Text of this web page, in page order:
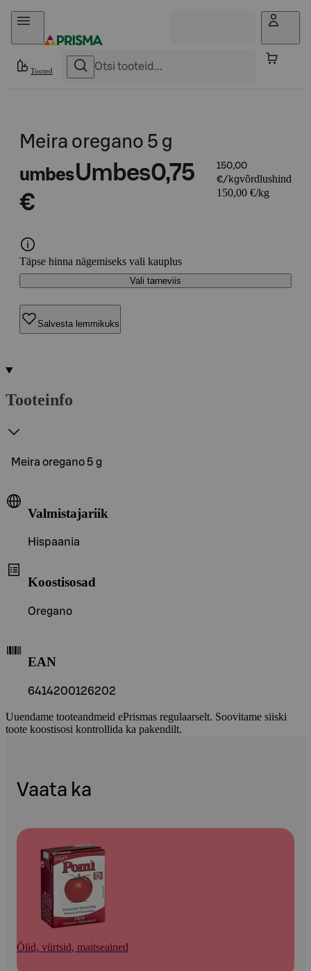
Otse sisu juurde
Tooted
Meira oregano 5 g
umbesUmbes0,75
€
150,00
€/kgvõrdlushind
150,00 €/kg
Täpse hinna nägemiseks vali kauplus
Vali tarneviis
Salvesta lemmikuks
Tooteinfo
Meira oregano 5 g
Valmistajariik
Hispaania
Koostisosad
Oregano
EAN
6414200126202
Uuendame tooteandmeid ePrismas regulaarselt. Soovitame siiski
toote koostisosi kontrollida ka pakendilt.
Vaata ka
Õlid, vürtsid, maitseained